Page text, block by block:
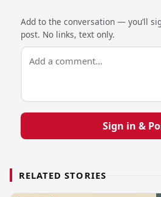
Add to the conversation — you’ll
post. No links, text only.
Sign in &
RELATED STORIES